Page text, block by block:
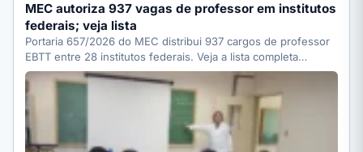
MEC autoriza 937 vagas de professor em institutos
federais; veja lista
Portaria 657/2026 do MEC distribui 937 cargos de professor
EBTT entre 28 institutos federais. Veja a lista completa…